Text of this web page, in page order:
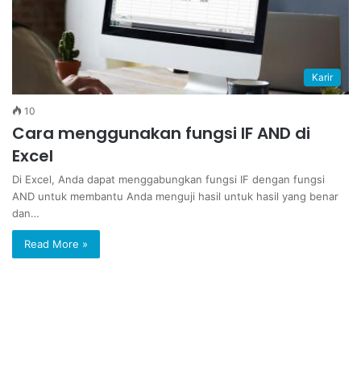
Karir
10
Cara menggunakan fungsi IF AND di
Excel
Di Excel, Anda dapat menggabungkan fungsi IF dengan fungsi
AND untuk membantu Anda menguji hasil untuk hasil yang benar
dan…
Read More »